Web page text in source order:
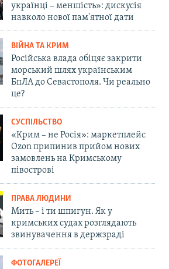
українці – меншість»: дискусія
навколо нової пам'ятної дати
ВІЙНА ТА КРИМ
Російська влада обіцяє закрити
морський шлях українським
БпЛА до Севастополя. Чи реально
це?
СУСПІЛЬСТВО
«Крим – не Росія»: маркетплейс
Ozon припинив прийом нових
замовлень на Кримському
півострові
ПРАВА ЛЮДИНИ
Мить – і ти шпигун. Як у
кримських судах розглядають
звинувачення в держзраді
ФОТОГАЛЕРЕЇ